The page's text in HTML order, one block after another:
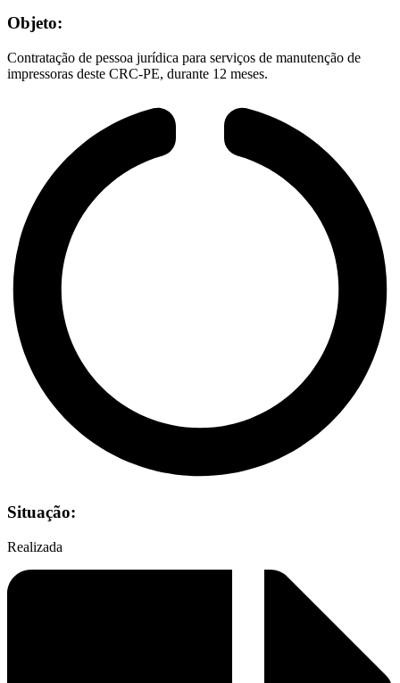
Objeto:
Contratação de pessoa jurídica para serviços de manutenção de
impressoras deste CRC-PE, durante 12 meses.
Situação:
Realizada